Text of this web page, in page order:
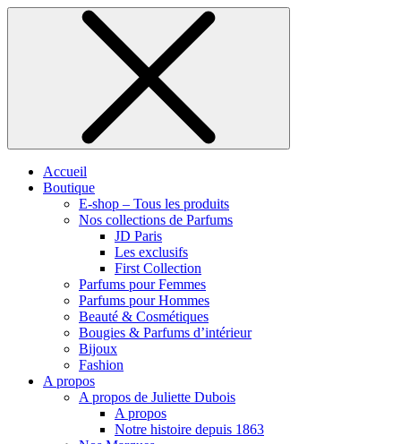
Accueil
Boutique
E-shop – Tous les produits
Nos collections de Parfums
JD Paris
Les exclusifs
First Collection
Parfums pour Femmes
Parfums pour Hommes
Beauté & Cosmétiques
Bougies & Parfums d’intérieur
Bijoux
Fashion
A propos
A propos de Juliette Dubois
A propos
Notre histoire depuis 1863